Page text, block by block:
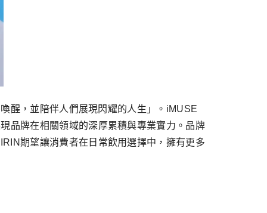
醒，並陪伴人們展現閃耀的人生」。iMUSE
品牌在相關領域的深厚累積與專業實力。品牌
期望讓消費者在日常飲用選擇中，擁有更多